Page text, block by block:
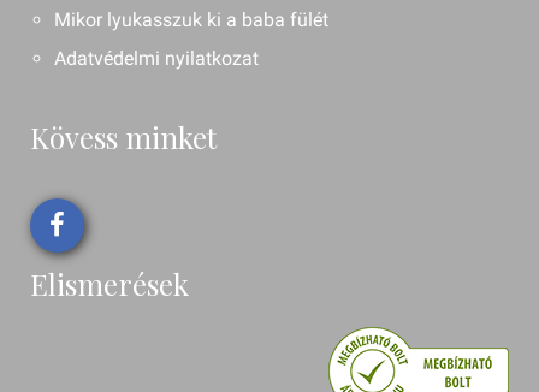
Mikor lyukasszuk ki a baba fülét
Adatvédelmi nyilatkozat
Kövess minket
Elismerések